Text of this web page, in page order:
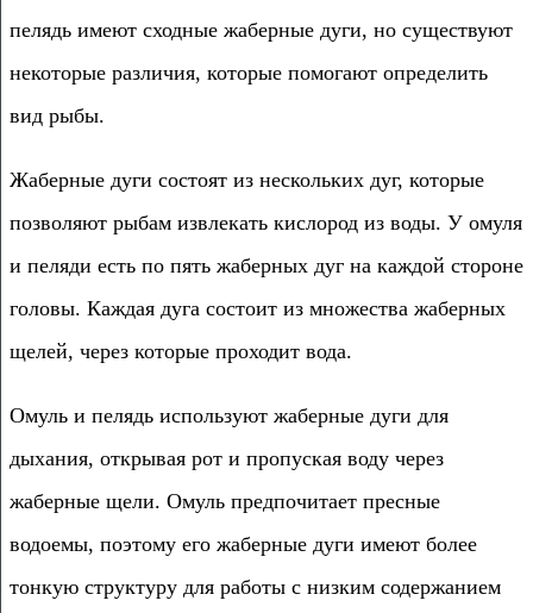
пелядь имеют сходные жаберные дуги, но существуют
некоторые различия, которые помогают определить
вид рыбы.
Жаберные дуги состоят из нескольких дуг, которые
позволяют рыбам извлекать кислород из воды. У омуля
и пеляди есть по пять жаберных дуг на каждой стороне
головы. Каждая дуга состоит из множества жаберных
щелей, через которые проходит вода.
Омуль и пелядь используют жаберные дуги для
дыхания, открывая рот и пропуская воду через
жаберные щели. Омуль предпочитает пресные
водоемы, поэтому его жаберные дуги имеют более
тонкую структуру для работы с низким содержанием